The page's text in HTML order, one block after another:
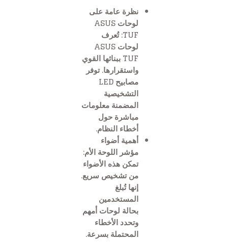
نظرة عامة على
لوحات ASUS
TUF: تُعرف
لوحات ASUS
TUF ببنائها القوي
واستقرارها. توفر
مصابيح LED
التشخيصية
المضمنة معلومات
مباشرة حول
أخطاء النظام.
أهمية أضواء
مؤشر اللوحة الأم:
تمكن هذه الأضواء
من تشخيص سريع.
إنها تُبلغ
المستخدمين
بحالة لوحات أمهم
وتحدد الأخطاء
المحتملة بسرعة.